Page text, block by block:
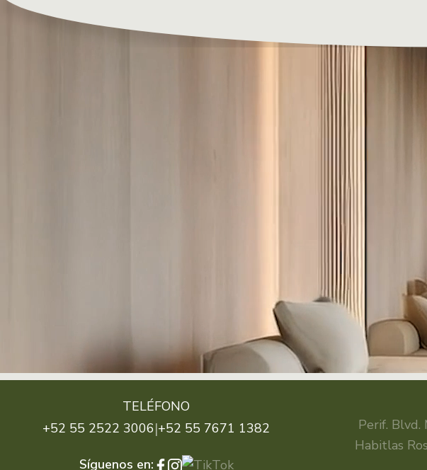
TELÉFONO
+52 55 2522 3006|+52 55 7671 1382
Síguenos en:
Perif. Blvd.
Habitlas